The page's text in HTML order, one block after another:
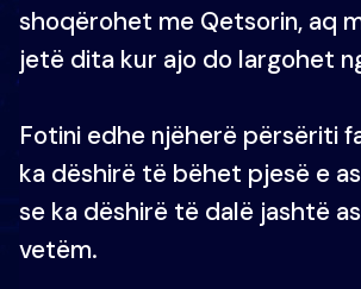
shoqërohet me Qetsorin, aq
jetë dita kur ajo do largohet
Fotini edhe njëherë përsëriti
ka dëshirë të bëhet pjesë e
se ka dëshirë të dalë jashtë
vetëm.